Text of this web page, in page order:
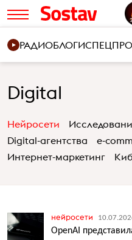
РАДИОБЛОГИ
Digital
Нейросети
Digital-агентства
e-
Интернет-маркетинг
нейросети
OpenAI